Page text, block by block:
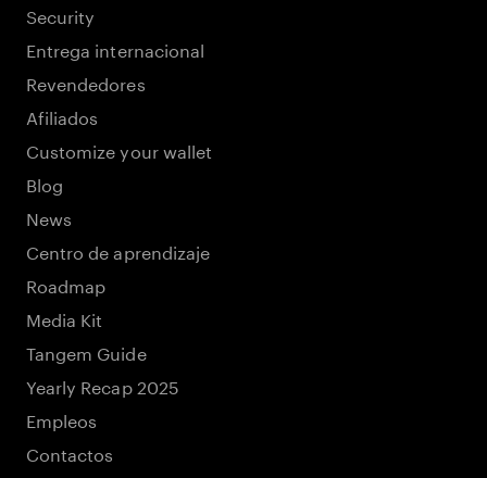
Security
Entrega internacional
Revendedores
Afiliados
Customize your wallet
Blog
News
Centro de aprendizaje
Roadmap
Media Kit
Tangem Guide
Yearly Recap 2025
Empleos
Contactos